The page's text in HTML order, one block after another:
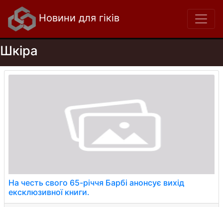
Новини для гіків
Шкіра
На честь свого 65-річчя Барбі анонсує вихід
ексклюзивної книги.